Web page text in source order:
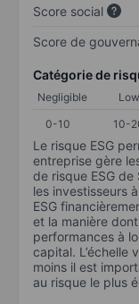
Score social
Score de
Catégorie de
Negligible Low
0-10
10-
Le risque ESG
entreprise gère
de risque ESG
les investisseurs
ESG
et la manière
performances à
capital. L’échelle
moins il est
au risque le plus